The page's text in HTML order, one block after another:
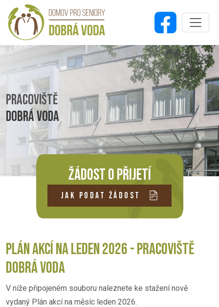
PRACOVIŠTĚ
DOBRÁ VODA
ŽÁDOST O PŘIJETÍ
JAK PODAT ŽÁDOST
PLÁN AKCÍ NA LEDEN 2026 - PRACOVIŠTĚ
DOBRÁ VODA
V níže připojeném souboru naleznete ke stažení nově
vydaný Plán akcí na měsíc leden 2026.